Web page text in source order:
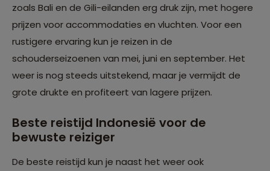
zoals Bali en de Gili-eilanden erg druk zijn, met hogere
prijzen voor accommodaties en vluchten. Voor een
rustigere ervaring kun je reizen in de
schouderseizoenen van mei, juni en september. Het
weer is nog steeds uitstekend, maar je vermijdt de
grote drukte en profiteert van lagere prijzen.
Beste reistijd Indonesië voor de
bewuste reiziger
De beste reistijd kun je naast het weer ook